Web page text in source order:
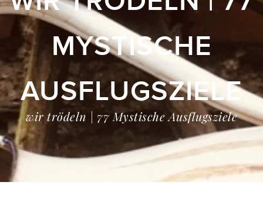
MYSTISCHE
AUSFLUGSZIELE
wir trödeln | 77 Mystische Ausflugsziele